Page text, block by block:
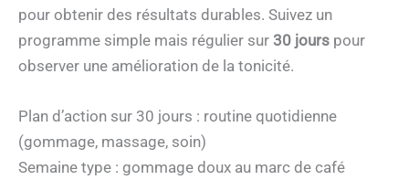
pour obtenir des résultats durables. Suivez un
programme simple mais régulier sur 30 jours pour
observer une amélioration de la tonicité.
Plan d’action sur 30 jours : routine quotidienne
(gommage, massage, soin)
Semaine type : gommage doux au marc de café